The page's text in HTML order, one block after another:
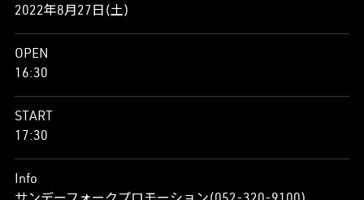
2022年8月27日(土)
OPEN
16:30
START
17:30
Info